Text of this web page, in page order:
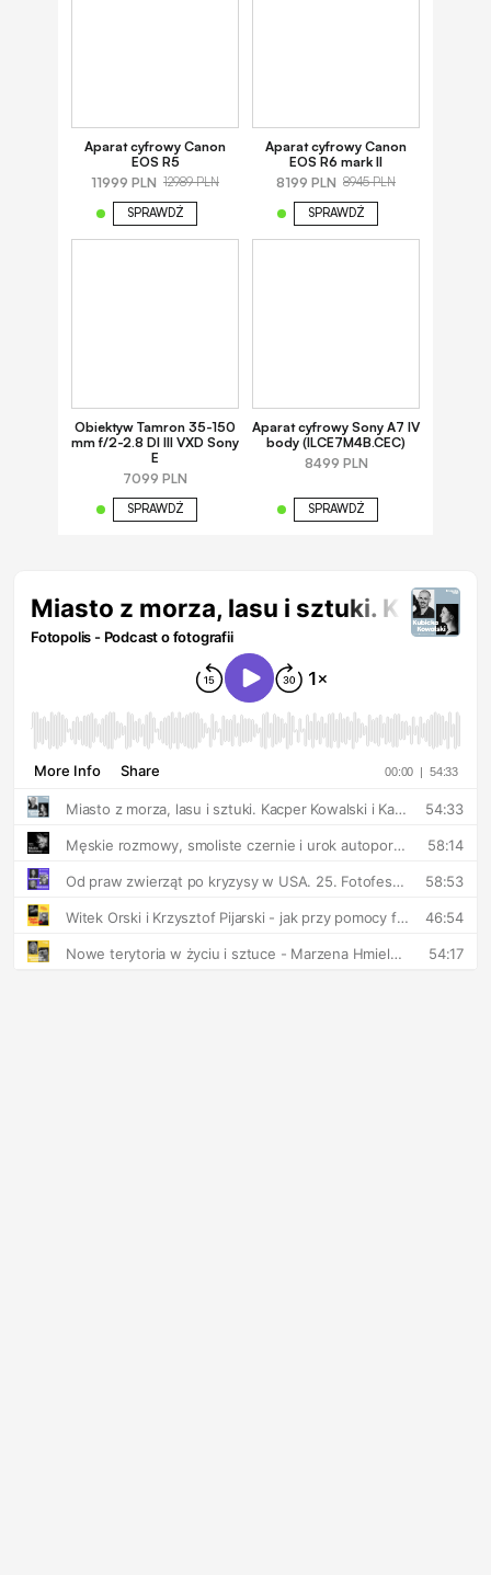
Aparat cyfrowy Canon
EOS R5
11999 PLN 12989 PLN
SPRAWDŹ
Aparat cyfrowy Canon
EOS R6 mark II
8199 PLN 8945 PLN
SPRAWDŹ
Obiektyw Tamron 35-150
mm f/2-2.8 DI III VXD Sony
E
7099 PLN
SPRAWDŹ
Aparat cyfrowy Sony A7 IV
body (ILCE7M4B.CEC)
8499 PLN
SPRAWDŹ